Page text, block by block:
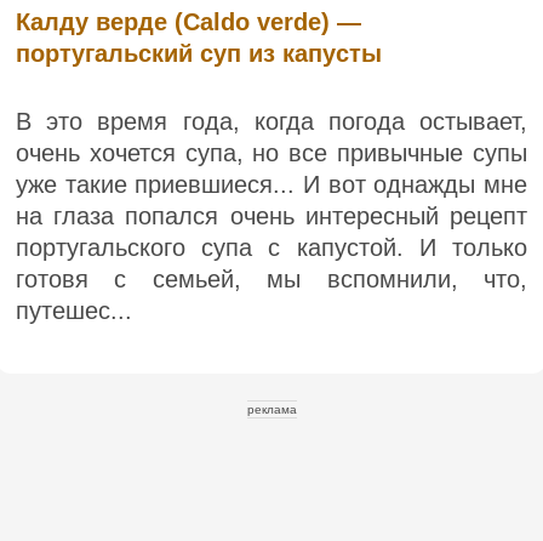
Калду верде (Caldo verde) —
португальский суп из капусты
В это время года, когда погода остывает,
очень хочется супа, но все привычные супы
уже такие приевшиеся... И вот однажды мне
на глаза попался очень интересный рецепт
португальского супа с капустой. И только
готовя с семьей, мы вспомнили, что,
путешес...
реклама